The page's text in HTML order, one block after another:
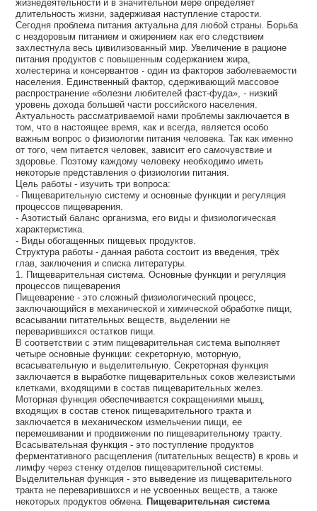
жизнедеятельности и в значительной мере определяет
длительность жизни, задерживая наступление старости.
Сегодня проблема питания актуальна для любой страны. Борьба
с нездоровым питанием и ожирением как его следствием
захлестнула весь цивилизованный мир. Увеличение в рационе
питания продуктов с повышенным содержанием жира,
холестерина и консервантов - один из факторов заболеваемости
населения. Единственный фактор, сдерживающий массовое
распространение «болезни любителей фаст-фуда», - низкий
уровень дохода большей части российского населения.
Актуальность рассматриваемой нами проблемы заключается в
том, что в настоящее время, как и всегда, является особо
важным вопрос о физиологии питания человека. Так как именно
от того, чем питается человек, зависит его самочувствие и
здоровье. Поэтому каждому человеку необходимо иметь
некоторые представления о физиологии питания.
Цель работы - изучить три вопроса:
- Пищеварительную систему и основные функции и регуляция
процессов пищеварения.
- Азотистый баланс организма, его виды и физиологическая
характеристика.
- Виды обогащенных пищевых продуктов.
Структура работы - данная работа состоит из введения, трёх
глав, заключения и списка литературы.
1. Пищеварительная система. Основные функции и регуляция
процессов пищеварения
Пищеварение - это сложный физиологический процесс,
заключающийся в механической и химической обработке пищи,
всасывании питательных веществ, выделении не
переварившихся остатков пищи.
В соответствии с этим пищеварительная система выполняет
четыре основные функции: секреторную, моторную,
всасывательную и выделительную. Секреторная функция
заключается в выработке пищеварительных соков железистыми
клетками, входящими в состав пищеварительных желез.
Моторная функция обеспечивается сокращениями мышц,
входящих в состав стенок пищеварительного тракта и
заключается в механическом измельчении пищи, ее
перемешивании и продвижении по пищеварительному тракту.
Всасывательная функция - это поступление продуктов
ферментативного расщепления (питательных веществ) в кровь и
лимфу через стенку отделов пищеварительной системы.
Выделительная функция - это выведение из пищеварительного
тракта не переварившихся и не усвоенных веществ, а также
некоторых продуктов обмена. Пищеварительная система